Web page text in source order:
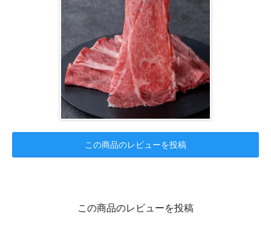
この商品のレビューを投稿
この商品のレビューを投稿